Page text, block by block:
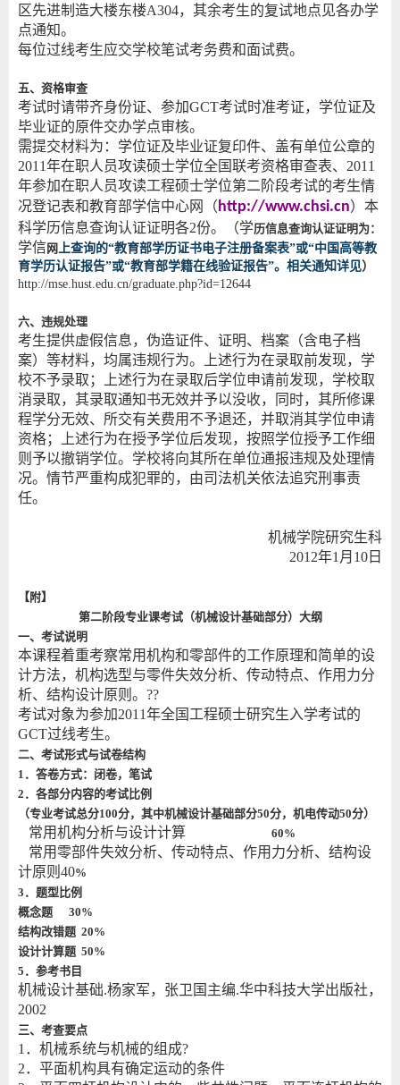
区先进制造大楼东楼A304，其余考生的复试地点见各办学
点通知。
每位过线考生应交学校笔试考务费和面试费。
五、资格审查
考试时请带齐身份证、参加GCT考试时准考证，学位证及
毕业证的原件交办学点审核。
需提交材料为：学位证及毕业证复印件、盖有单位公章的
2011年在职人员攻读硕士学位全国联考资格审查表、2011
年参加在职人员攻读工程硕士学位第二阶段考试的考生情
况登记表和教育部学信中心网（http://www.chsi.cn）本
科学历信息查询认证证明各2份。（学历信息查询认证证明为：
学信网上查询的“教育部学历证书电子注册备案表”或“中国高等教
育学历认证报告”或“教育部学籍在线验证报告”。相关通知详见）
http://mse.hust.edu.cn/graduate.php?id=12644
六、违规处理
考生提供虚假信息，伪造证件、证明、档案（含电子档
案）等材料，均属违规行为。上述行为在录取前发现，学
校不予录取；上述行为在录取后学位申请前发现，学校取
消录取，其录取通知书无效并予以没收，同时，其所修课
程学分无效、所交有关费用不予退还，并取消其学位申请
资格；上述行为在授予学位后发现，按照学位授予工作细
则予以撤销学位。学校将向其所在单位通报违规及处理情
况。情节严重构成犯罪的，由司法机关依法追究刑事责
任。
机械学院研究生科
2012年1月10日
【附】
第二阶段专业课考试（机械设计基础部分）大纲
一、考试说明
本课程着重考察常用机构和零部件的工作原理和简单的设
计方法，机构选型与零件失效分析、传动特点、作用力分
析、结构设计原则。??
考试对象为参加2011年全国工程硕士研究生入学考试的
GCT过线考生。
二、考试形式与试卷结构
1 ．答卷方式：闭卷，笔试
2 ．各部分内容的考试比例
（专业考试总分100分，其中机械设计基础部分50分，机电传动50分）
常用机构分析与设计计算 60%
常用零部件失效分析、传动特点、作用力分析、结构设
计原则40%
3 ．题型比例
概念题 30%
结构改错题 20%
设计计算题 50%
5 ．参考书目
机械设计基础.杨家军，张卫国主编.华中科技大学出版社，
2002
三、考查要点
1．机械系统与机械的组成?
2．平面机构具有确定运动的条件